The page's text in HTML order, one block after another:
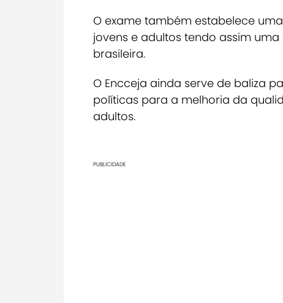
O exame também estabelece
jovens e adultos tendo assim
brasileira.
O Encceja ainda serve de baliza
políticas para a melhoria da
adultos.
PUBLICIDADE